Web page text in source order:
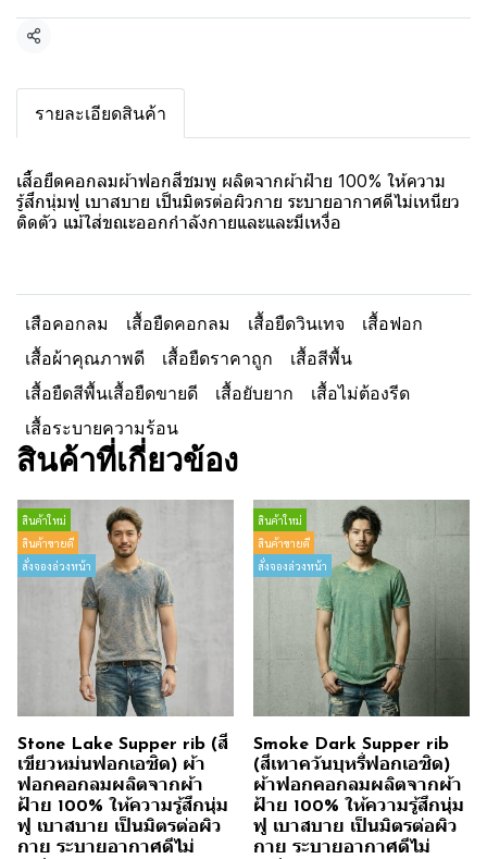
แชร์
รายละเอียดสินค้า
เสื้อยืดคอกลมผ้าฟอกสีชมพู ผลิตจากผ้าฝ้าย 100% ให้ความ
รู้สึกนุ่มฟู เบาสบาย เป็นมิตรต่อผิวกาย ระบายอากาศดีไม่เหนียว
ติดตัว แม้ใส่ขณะออกกำลังกายและและมีเหงื่อ
เสือคอกลม เสื้อยืดคอกลม เสื้อยืดวินเทจ
เสื้อฟอก
เสื้อผ้าคุณภาพดี
เสื้อยืดราคาถูก
เสื้อสีพื้น
เสื้อยืดสีพื้นเสื้อยืดขายดี
เสื้อยับยาก
เสื้อไม่ต้องรีด
เสื้อระบายความร้อน
สินค้าที่เกี่ยวข้อง
สินค้าใหม่
สินค้าขายดี
สั่งจองล่วงหน้า
Stone Lake Supper rib (สี
เขียวหม่นฟอกเอซิด) ผ้า
ฟอกคอกลมผลิตจากผ้า
ฝ้าย 100% ให้ความรู้สึกนุ่ม
ฟู เบาสบาย เป็นมิตรต่อผิว
กาย ระบายอากาศดีไม่
สินค้าใหม่
สินค้าขายดี
สั่งจองล่วงหน้า
Smoke Dark Supper rib
(สีเทาควันบุหรี่ฟอกเอซิด)
ผ้าฟอกคอกลมผลิตจากผ้า
ฝ้าย 100% ให้ความรู้สึกนุ่ม
ฟู เบาสบาย เป็นมิตรต่อผิว
กาย ระบายอากาศดีไม่